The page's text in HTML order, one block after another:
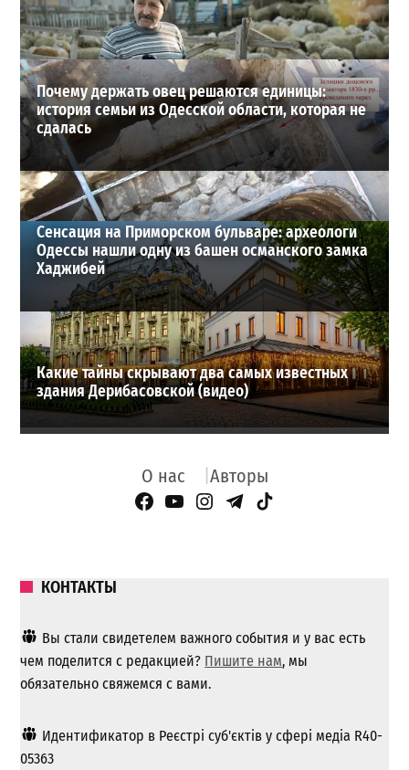
21-07-2026 в 19:23
ВИБОР РЕДАКЦИИ
Почему держать овец решаются единицы:
история семьи из Одесской области, которая не
сдалась
Сенсация на Приморском бульваре: археологи
Одессы нашли одну из башен османского замка
Хаджибей
Какие тайны скрывают два самых известных
здания Дерибасовской (видео)
О нас Авторы
Facebook Page
YouTube
Instagram
Telegram
TikTok
КОНТАКТЫ
Вы стали свидетелем важного события и у вас есть
чем поделится с редакцией? Пишите нам, мы
обязательно свяжемся с вами.
Идентификатор в Реєстрі суб'єктів у сфері медіа R40-
05363